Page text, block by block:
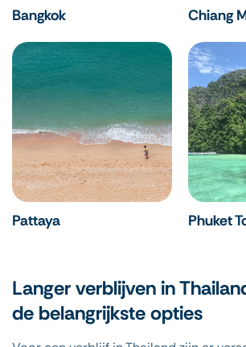
Bangkok Chiang
Pattaya Phuket
Langer verblijven in
de belangrijkste opties